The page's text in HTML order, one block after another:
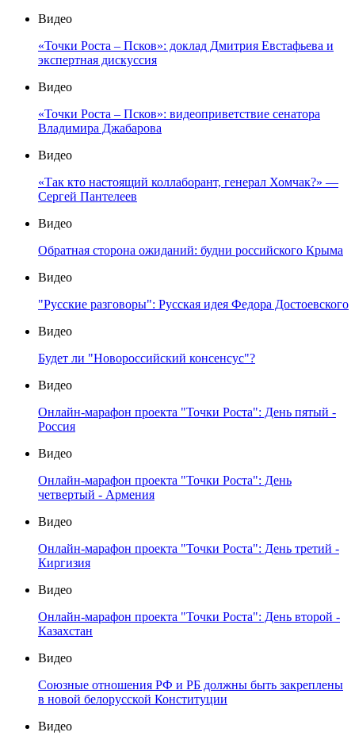
Видео
«Точки Роста – Псков»: доклад Дмитрия Евстафьева и
экспертная дискуссия
Видео
«Точки Роста – Псков»: видеоприветствие сенатора
Владимира Джабарова
Видео
«Так кто настоящий коллаборант, генерал Хомчак?» —
Сергей Пантелеев
Видео
Обратная сторона ожиданий: будни российского Крыма
Видео
"Русские разговоры": Русская идея Федора Достоевского
Видео
Будет ли "Новороссийский консенсус"?
Видео
Онлайн-марафон проекта "Точки Роста": День пятый -
Россия
Видео
Онлайн-марафон проекта "Точки Роста": День
четвертый - Армения
Видео
Онлайн-марафон проекта "Точки Роста": День третий -
Киргизия
Видео
Онлайн-марафон проекта "Точки Роста": День второй -
Казахстан
Видео
Союзные отношения РФ и РБ должны быть закреплены
в новой белорусской Конституции
Видео